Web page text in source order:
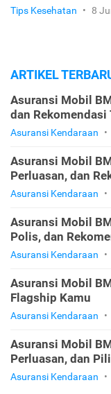
Tips Kesehatan • 8
ARTIKEL
Asuransi Mobil
dan Rekomendasi
Asuransi Kendaraan •
Asuransi Mobil
Perluasan, dan
Asuransi Kendaraan •
Asuransi Mobil
Polis, dan
Asuransi Kendaraan •
Asuransi Mobil
Flagship Kamu
Asuransi Kendaraan •
Asuransi Mobil
Perluasan, dan
Asuransi Kendaraan •